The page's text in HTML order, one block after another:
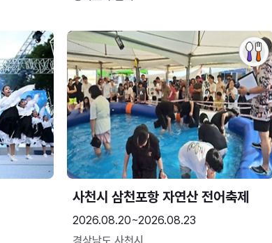
사천시 삼천포항 자연산 전어축제
2026.08.20~2026.08.23